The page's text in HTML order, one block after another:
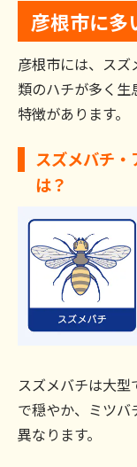
彦根市に多
彦根市には、スズ
類のハチが多く
特徴があります。
スズメバチ・
は？
スズメバチは大
で穏やか、ミツ
異なります。